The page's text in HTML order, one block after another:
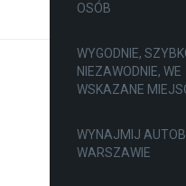
OSÓB
WYGODNIE,
NIEZAWODNIE, WE
WSKAZANE
WYNAJMIJ
WARSZAWIE